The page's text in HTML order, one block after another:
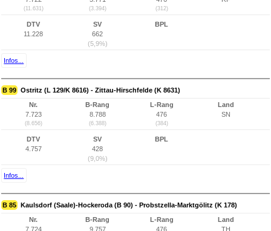
(11.631) (3.394) (312)
DTV
11.228
SV
662
(5,9%)
BPL
Infos...
B 99 Ostritz (L 129/K 8616) - Zittau-Hirschfelde (K 8631)
Nr.
7.723
(8.656)
B-Rang
8.788
(6.388)
L-Rang
476
(384)
Land
SN
DTV
4.757
SV
428
(9,0%)
BPL
Infos...
B 85 Kaulsdorf (Saale)-Hockeroda (B 90) - Probstzella-Marktgölitz (K 178)
Nr.
7.724
B-Rang
9.757
L-Rang
476
Land
TH